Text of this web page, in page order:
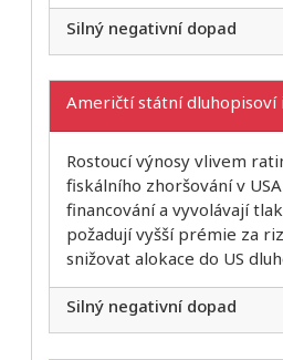
Silný negativní dopad
Američtí státní dluhopisoví
Rostoucí výnosy vlivem
fiskálního zhoršování v
financování a vyvolávají
požadují vyšší prémie za
snižovat alokace do US
Silný negativní dopad